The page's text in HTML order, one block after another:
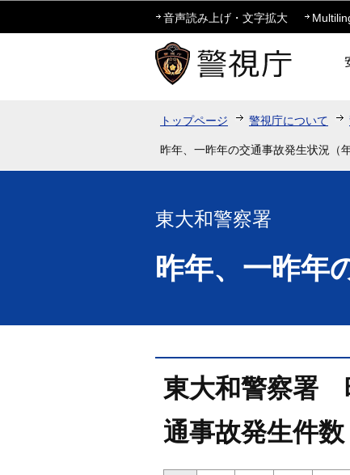
音声読み上げ・文字拡大
トップページ 警視庁について
昨年、一昨年の交通事故発生状況（年
東大和警察署
昨年、一昨年
東大和警察署
通事故発生件数